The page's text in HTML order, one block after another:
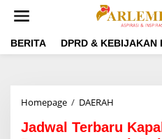
t
BERITA DPRD & KEBIJAKAN
Homepage / DAERAH
d
Jadwal Terbaru